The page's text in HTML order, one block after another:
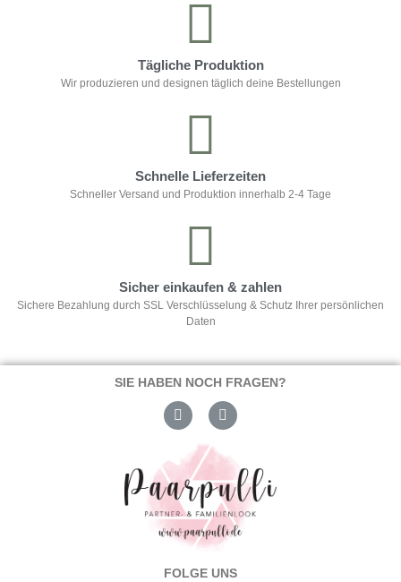
Tägliche Produktion
Wir produzieren und designen täglich deine Bestellungen
Schnelle Lieferzeiten
Schneller Versand und Produktion innerhalb 2-4 Tage
Sicher einkaufen & zahlen
Sichere Bezahlung durch SSL Verschlüsselung & Schutz Ihrer persönlichen
Daten
SIE HABEN NOCH FRAGEN?
FOLGE UNS